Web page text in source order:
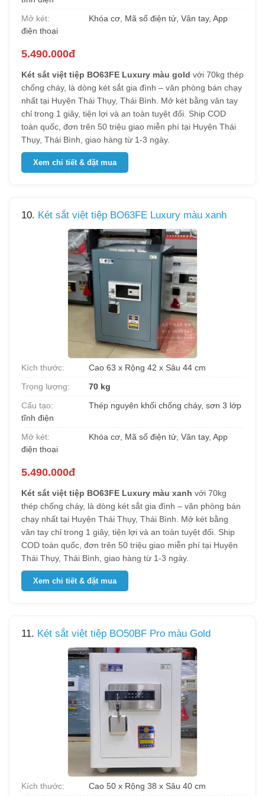
Mở két:
Khóa cơ, Mã số điện tử, Vân tay, App
điện thoại
5.490.000đ
Két sắt việt tiệp BO63FE Luxury màu gold với 70kg thép
chống cháy, là dòng két sắt gia đình – văn phòng bán chạy
nhất tại Huyện Thái Thụy, Thái Bình. Mở két bằng vân tay
chỉ trong 1 giây, tiện lợi và an toàn tuyệt đối. Ship COD
toàn quốc, đơn trên 50 triệu giao miễn phí tại Huyện Thái
Thụy, Thái Bình, giao hàng từ 1-3 ngày.
Xem chi tiết & đặt mua
10. Két sắt việt tiệp BO63FE Luxury màu xanh
Kích thước:
Cao 63 x Rộng 42 x Sâu 44 cm
Trọng lượng:
70 kg
Cấu tạo:
Thép nguyên khối chống cháy, sơn 3 lớp
tĩnh điện
Mở két:
Khóa cơ, Mã số điện tử, Vân tay, App
điện thoại
5.490.000đ
Két sắt việt tiệp BO63FE Luxury màu xanh với 70kg
thép chống cháy, là dòng két sắt gia đình – văn phòng bán
chạy nhất tại Huyện Thái Thụy, Thái Bình. Mở két bằng
vân tay chỉ trong 1 giây, tiện lợi và an toàn tuyệt đối. Ship
COD toàn quốc, đơn trên 50 triệu giao miễn phí tại Huyện
Thái Thụy, Thái Bình, giao hàng từ 1-3 ngày.
Xem chi tiết & đặt mua
11. Két sắt việt tiệp BO50BF Pro màu Gold
Kích thước:
Cao 50 x Rộng 38 x Sâu 40 cm